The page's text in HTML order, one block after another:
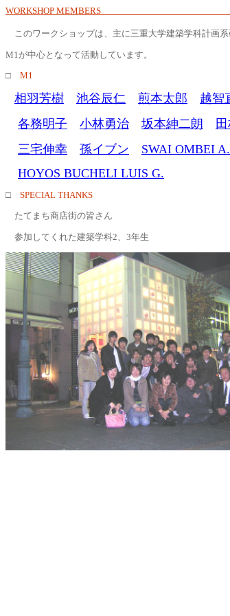
WORKSHOP
このワークショップは、主に三重大学建築学科計画
M1が中心となって活動しています。
□ M1
相羽芳樹 池谷辰仁 煎本太郎
越智
各務明子
小林勇治 坂本紳二朗
三宅伸幸
孫イブン
SWAI OMBEI A.
HOYOS BUCHELI LUIS G.
□ SPECIAL THANKS
たてまち商店街の皆さん
参加してくれた建築学科2、3年生